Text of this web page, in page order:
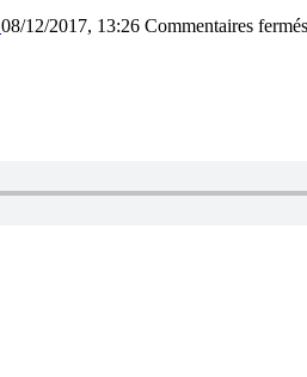
08/12/2017, 13:26 Commentaires fermés